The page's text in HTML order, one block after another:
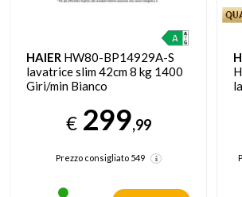
HAIER HW80-BP14929A-S
lavatrice slim 42cm 8 kg 1400
Giri/min Bianco
€ 299,99
Prezzo consigliato549